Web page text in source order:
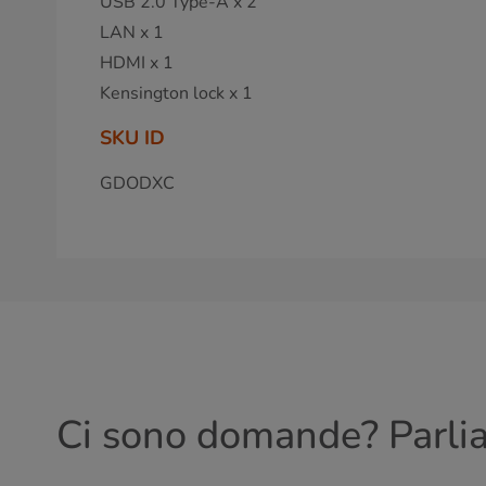
LAN x 1
HDMI x 1
Kensington lock x 1
SKU ID
GDODXC
Ci sono domande?